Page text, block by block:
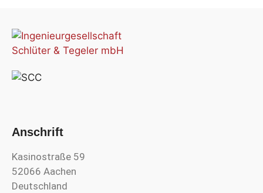
Anschrift
Kasinostraße 59
52066 Aachen
Deutschland